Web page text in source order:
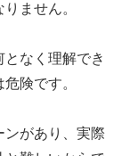
ません。
なく理解でき
険です。
ンがあり、実際